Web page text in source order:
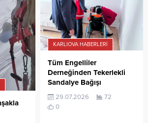
KARLIOVA HABERLERI
Tüm Engelliler
Derneğinden Tekerlekli
Sandalye Bağışı
29.07.2026
72
0